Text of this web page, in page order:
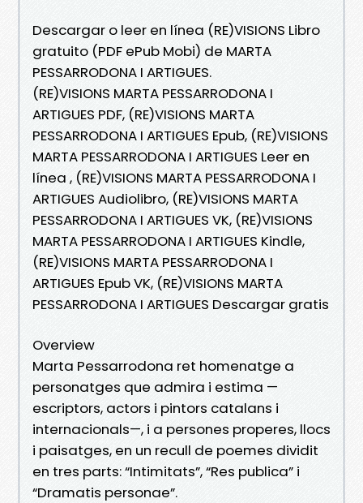
Descargar o leer en línea (RE)VISIONS Libro
gratuito (PDF ePub Mobi) de MARTA
PESSARRODONA I ARTIGUES.
(RE)VISIONS MARTA PESSARRODONA I
ARTIGUES PDF, (RE)VISIONS MARTA
PESSARRODONA I ARTIGUES Epub, (RE)VISIONS
MARTA PESSARRODONA I ARTIGUES Leer en
línea , (RE)VISIONS MARTA PESSARRODONA I
ARTIGUES Audiolibro, (RE)VISIONS MARTA
PESSARRODONA I ARTIGUES VK, (RE)VISIONS
MARTA PESSARRODONA I ARTIGUES Kindle,
(RE)VISIONS MARTA PESSARRODONA I
ARTIGUES Epub VK, (RE)VISIONS MARTA
PESSARRODONA I ARTIGUES Descargar gratis
Overview
Marta Pessarrodona ret homenatge a
personatges que admira i estima —
escriptors, actors i pintors catalans i
internacionals—, i a persones properes, llocs
i paisatges, en un recull de poemes dividit
en tres parts: “Intimitats”, “Res publica” i
“Dramatis personae”.